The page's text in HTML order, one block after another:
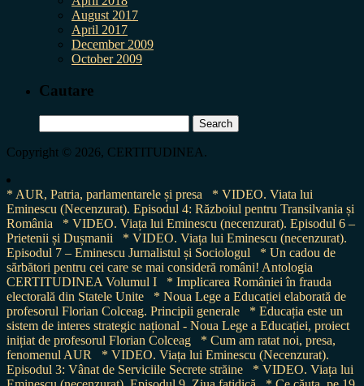
August 2017
April 2017
December 2009
October 2009
Cautare
for:
Copyright © 2026, CERTITUDINEA.
* AUR, Patria, parlamentarele și presa
* VIDEO. Viata lui
Eminescu (Necenzurat). Episodul 4: Războiul pentru Transilvania și
România
* VIDEO. Viața lui Eminescu (necenzurat). Episodul 6 –
Prietenii și Dușmanii
* VIDEO. Viața lui Eminescu (necenzurat).
Episodul 7 – Eminescu Jurnalistul și Sociologul
* Un cadou de
sărbători pentru cei care se mai consideră români! Antologia
CERTITUDINEA Volumul I
* Implicarea României în frauda
electorală din Statele Unite
* Noua Lege a Educației elaborată de
profesorul Florian Colceag. Principii generale
* Educația este un
sistem de interes strategic național - Noua Lege a Educației, proiect
inițiat de profesorul Florian Colceag
* Cum am ratat noi, presa,
fenomenul AUR
* VIDEO. Viața lui Eminescu (Necenzurat).
Episodul 3: Vânat de Serviciile Secrete străine
* VIDEO. Viața lui